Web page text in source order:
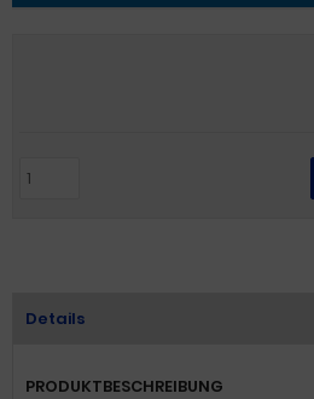
Details
PRODUKTBESCHREIBUNG